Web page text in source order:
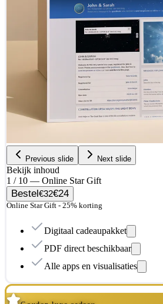
Previous slide Next slide
Bekijk inhoud
1 / 10 — Online Star Gift
Bestel€32€24
Online Star Gift - 25% korting
Digitaal cadeaupakket
PDF direct beschikbaar
Alle apps en visualisaties